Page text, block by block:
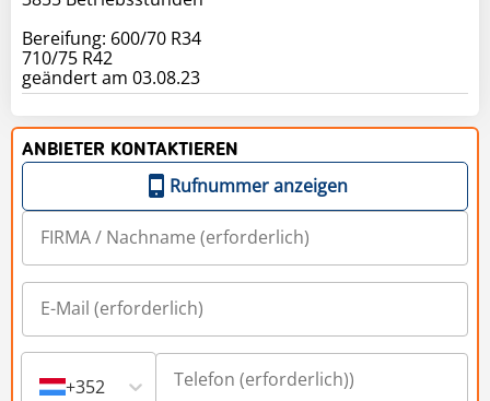
Bereifung: 600/70 R34
710/75 R42
geändert am 03.08.23
ANBIETER KONTAKTIEREN
Rufnummer anzeigen
+352